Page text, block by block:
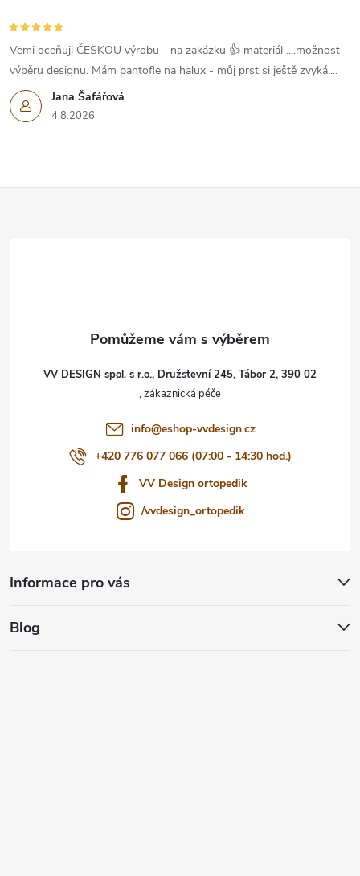
Jana Šafářová
4.8.2026
Vemi oceňuji ČESKOU výrobu - na zakázku 👍 materiál ....možnost
výběru designu. Mám pantofle na halux - můj prst si ještě zvyká....
VV DESIGN spol. s r.o., Družstevní 245, Tábor 2, 390 02
info@eshop-vvdesign.cz
+420 776 077 066 (07:00 - 14:30 hod.)
VV Design ortopedik
/vvdesign_ortopedik
Informace pro vás
Blog